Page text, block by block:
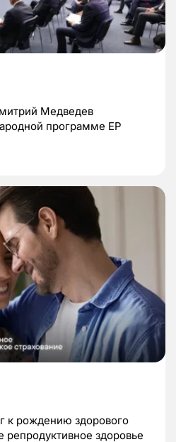
Медведев
программе ЕР
к рождению здорового
здоровье